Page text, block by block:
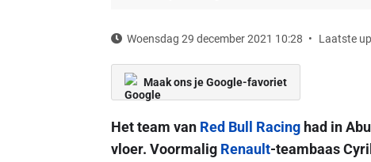
Woensdag 29 december 2021 10:28 Laatste
Maak ons je Google-favoriet
Het team van Red Bull Racinghad in
vloer. Voormalig Renault-teambaas